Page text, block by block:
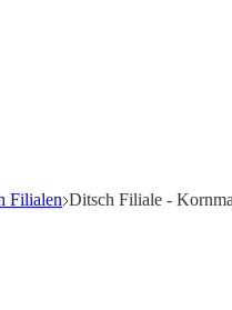
Filialen Ditsch Filiale -